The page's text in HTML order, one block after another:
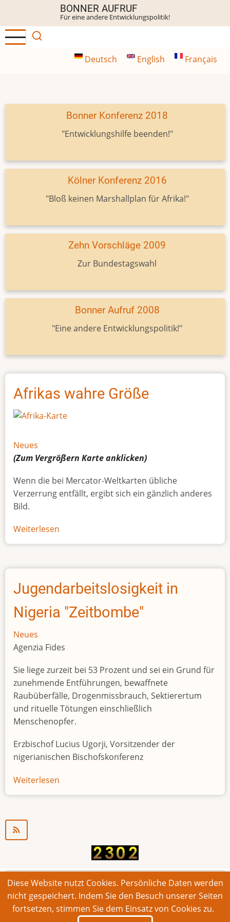
Inhalt
BONNER AUFRUF
Für eine andere Entwicklungspolitik!
Deutsch English Français
Bonner Konferenz 2018
"Entwicklungshilfe beenden!"
Kölner Konferenz 2016
"Bloß keinen Marshallplan für Afrika!"
Zehn Vorschläge 2009
Zur Bundestagswahl
Bonner Aufruf 2008
"Eine andere Entwicklungspolitik!"
Afrikas wahre Größe
Neues
(Zum Vergrößern Karteanklicken)
Wenn die bei Mercator-Weltkarten übliche
Verzerrung entfällt, ergibt sich ein gänzlich anderes
Bild.
Weiterlesen
Afrikas
Größe
Jugendarbeitslosigkeit in
Nigeria "Zeitbombe"
Neues
Agenzia Fides
Sie liege zurzeit bei 53 Prozent und sei ein Grund für
zunehmende Entführungen, bewaffnete
Raubüberfälle, Drogenmissbrauch, Sektierertum
und rituelle Tötungen einschließlich
Menschenopfer.
Erzbischof Lucius Ugorji, Vorsitzender der
nigerianischen Bischofskonferenz
Weiterlesen
Jugendarbeitslosigkeit
© 2026 Bonner Aufruf. Alle Rechte vorbehalten.
Footer
Impressum Kontakt Intern
Diese Website nutzt Cookies. Persönliche Daten werden
nicht gespeichert. Indem Sie den Besuch unserer Seiten
fortsetzen, stimmen Sie dem Einsatz von Cookies zu.